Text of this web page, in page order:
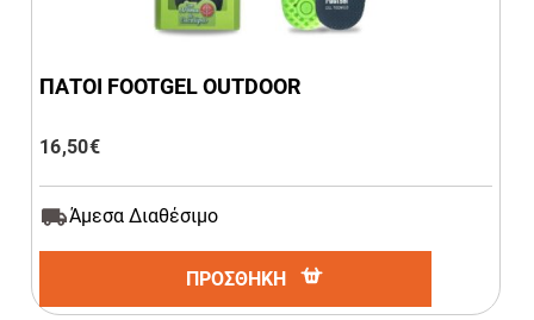
ΠΑΤΟΙ FOOTGEL OUTDOOR
16,50€
Άμεσα Διαθέσιμο
ΠΡΟΣΘΗΚΗ